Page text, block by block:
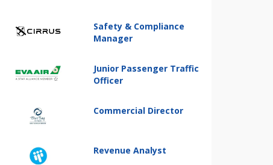
Safety & Compliance
Manager
Junior Passenger Traffic
Officer
Commercial Director
Revenue Analyst